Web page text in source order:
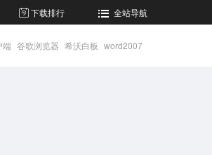
下载排行 全站导航
端 谷歌浏览器 希沃白板 word2007